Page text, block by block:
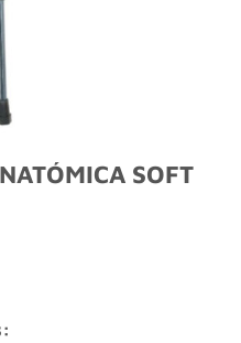
SOFT